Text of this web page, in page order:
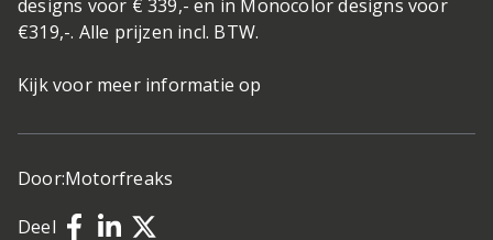
designs voor € 339,- en in Monocolor designs voor
€319,-. Alle prijzen incl. BTW.
Kijk voor meer informatie op
Door:Motorfreaks
Deel